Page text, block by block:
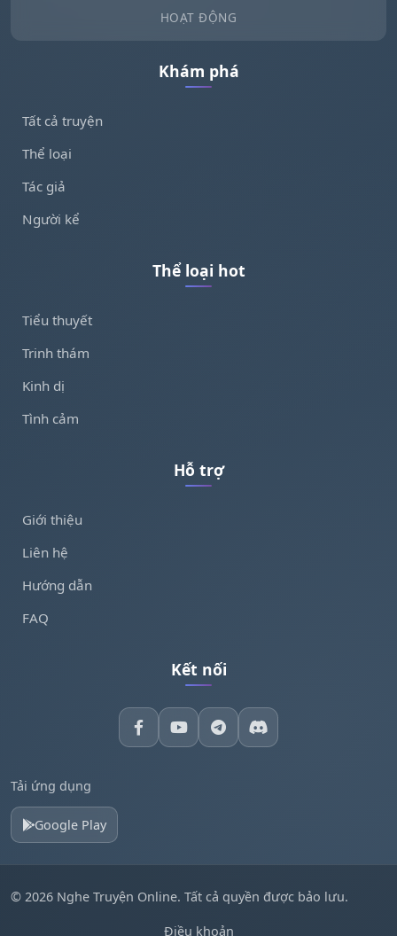
HOẠT ĐỘNG
Khám phá
Tất cả truyện
Thể loại
Tác giả
Người kể
Thể loại hot
Tiểu thuyết
Trinh thám
Kinh dị
Tình cảm
Hỗ trợ
Giới thiệu
Liên hệ
Hướng dẫn
FAQ
Kết nối
Tải ứng dụng
Google Play
© 2026 Nghe Truyện Online. Tất cả quyền được bảo lưu.
Điều khoản